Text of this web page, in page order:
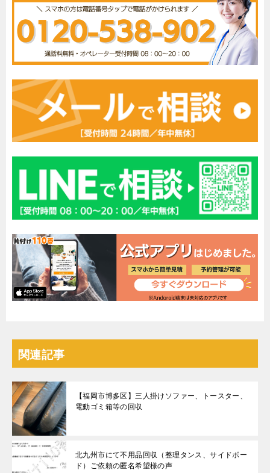
関連記事
【福岡市博多区】三人掛けソファー、トースター、
電動ゴミ箱等の回収
北九州市にて不用品回収（整理タンス、サイドボー
ド）ご依頼の匿名希望様の声